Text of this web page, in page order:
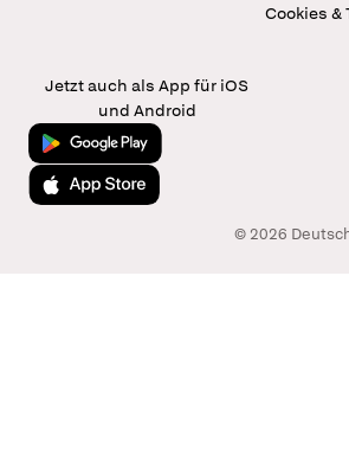
Cookies &
Jetzt auch als App für iOS
und Android
Jetzt bei Google Play
Laden im App Store
© 2026